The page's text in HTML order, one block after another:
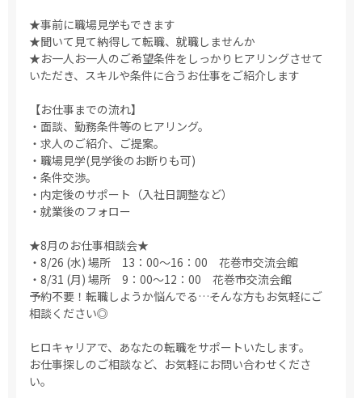
★事前に職場見学もできます
★聞いて見て納得して転職、就職しませんか
★お一人お一人のご希望条件をしっかりヒアリングさせて
いただき、スキルや条件に合うお仕事をご紹介します
【お仕事までの流れ】
・面談、勤務条件等のヒアリング。
・求人のご紹介、ご提案。
・職場見学(見学後のお断りも可)
・条件交渉。
・内定後のサポート（入社日調整など）
・就業後のフォロー
★8月のお仕事相談会★
・8/26 (水) 場所 13：00～16：00 花巻市交流会館
・8/31 (月) 場所 9：00～12：00 花巻市交流会館
予約不要！転職しようか悩んでる…そんな方もお気軽にご
相談ください◎
ヒロキャリアで、あなたの転職をサポートいたします。
お仕事探しのご相談など、お気軽にお問い合わせくださ
い。